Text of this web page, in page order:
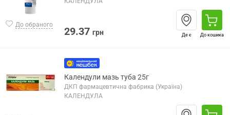
До обраного
29.37 грн Де є До кошика
Календули мазь туба 25г
ДКП фармацевтична фабрика (Україна)
КАЛЕНДУЛА